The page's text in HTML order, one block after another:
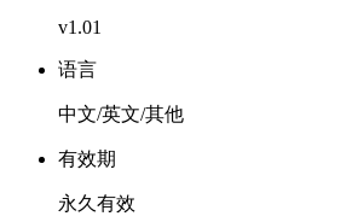
v1.01
语言
中文/英文/其他
有效期
永久有效